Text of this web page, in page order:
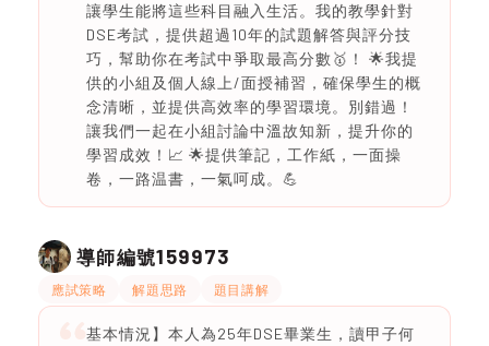
讓學生能將這些科目融入生活。我的教學針對
DSE考試，提供超過10年的試題解答與評分技
巧，幫助你在考試中爭取最高分數🥇！ 🌟我提
供的小組及個人線上/面授補習，確保學生的概
念清晰，並提供高效率的學習環境。別錯過！
讓我們一起在小組討論中溫故知新，提升你的
學習成效！📈 🌟提供筆記，工作紙，一面操
卷，一路温書，一氣呵成。💪
導師編號159973
應試策略 解題思路 題目講解
基本情況】本人為25年DSE畢業生，讀甲子何